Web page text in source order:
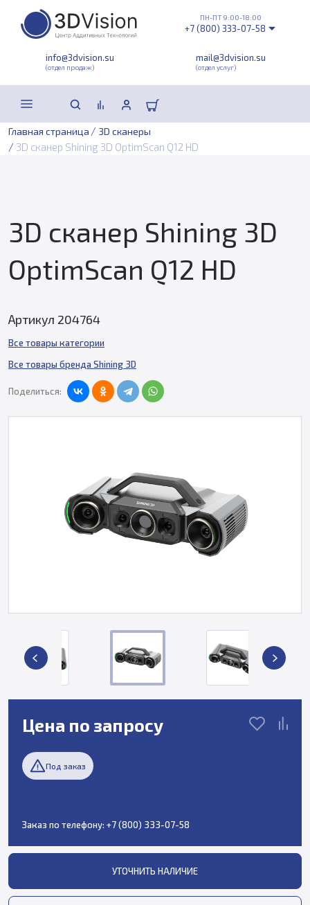
info@3dvision.su
(отдел продаж)
mail@3dvision.su
(отдел услуг)
ПН-ПТ 9:00-18:00
+7 (800) 333-07-58
Главная страница / 3D сканеры
/ 3D сканер Shining 3D OptimScan Q12 HD
3D сканер Shining 3D
OptimScan Q12 HD
Артикул 204764
Все товары категории
Все товары бренда Shining 3D
Поделиться:
Цена по запросу
Под заказ
Заказ по телефону: +7 (800) 333-07-58
УТОЧНИТЬ НАЛИЧИЕ